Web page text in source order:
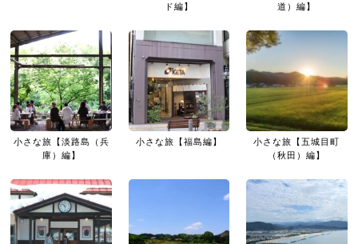
ド編】
道）編】
小さな旅【淡路島（兵
庫）編】
小さな旅【福島編】
小さな旅【五城目町
（秋田）編】